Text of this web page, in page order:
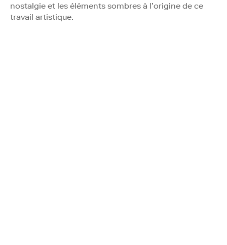
nostalgie et les éléments sombres à l’origine de ce
travail artistique.